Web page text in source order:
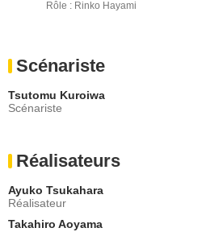
Rôle : Rinko Hayami
Scénariste
Tsutomu Kuroiwa
Scénariste
Réalisateurs
Ayuko Tsukahara
Réalisateur
Takahiro Aoyama